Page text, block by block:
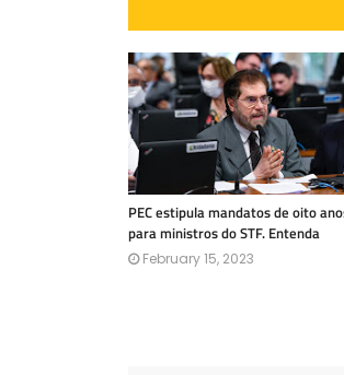
PEC estipula mandatos de oito
para ministros do STF. Entenda
February 15, 2023